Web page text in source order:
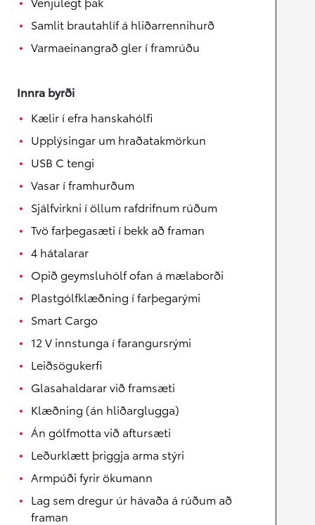
Samlit brautahlíf á hliðarrennihurð
Varmaeinangrað gler í framrúðu
Innra byrði
Kælir í efra hanskahólfi
Upplýsingar um hraðatakmörkun
USB C tengi
Vasar í framhurðum
Sjálfvirkni í öllum rafdrifnum rúðum
Tvö farþegasæti í bekk að framan
4 hátalarar
Opið geymsluhólf ofan á mælaborði
Plastgólfklæðning í farþegarými
Smart Cargo
12 V innstunga í farangursrými
Leiðsögukerfi
Glasahaldarar við framsæti
Klæðning (án hliðarglugga)
Án gólfmotta við aftursæti
Leðurklætt þriggja arma stýri
Armpúði fyrir ökumann
Lag sem dregur úr hávaða á rúðum að
framan